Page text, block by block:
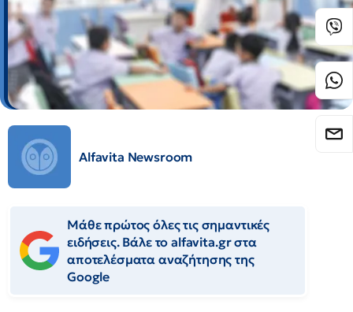
Alfavita Newsroom
Μάθε πρώτος όλες τις σημαντικές
ειδήσεις. Βάλε το alfavita.gr στα
αποτελέσματα αναζήτησης της
Google